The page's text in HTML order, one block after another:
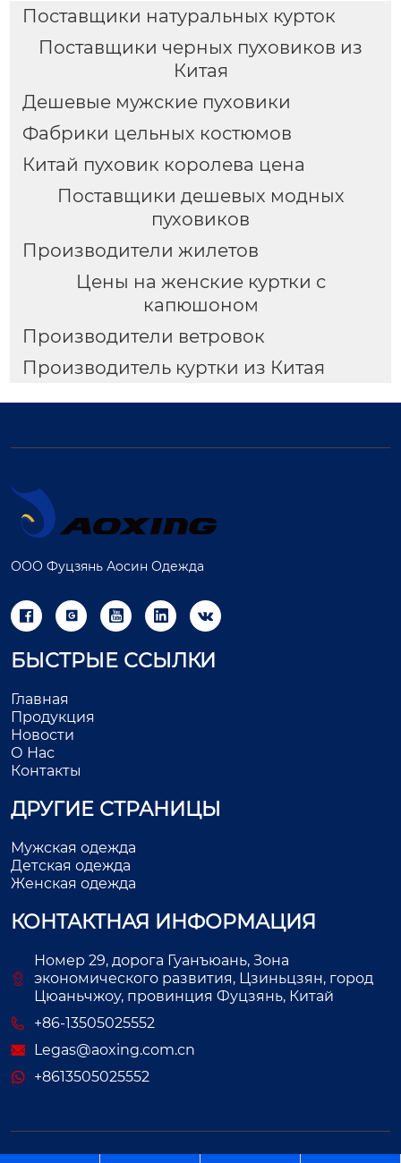
Поставщики натуральных курток
Поставщики черных пуховиков из
Китая
Дешевые мужские пуховики
Фабрики цельных костюмов
Китай пуховик королева цена
Поставщики дешевых модных
пуховиков
Производители жилетов
Цены на женские куртки с
капюшоном
Производители ветровок
Производитель куртки из Китая
ООО Фуцзянь Аосин Одежда
    
БЫСТРЫЕ ССЫЛКИ
Главная
Продукция
Новости
О Нас
Контакты
ДРУГИЕ СТРАНИЦЫ
Мужская одежда
Детская одежда
Женская одежда
КОНТАКТНАЯ ИНФОРМАЦИЯ
Номер 29, дорога Гуанъюань, Зона
экономического развития, Цзиньцзян, город
Цюаньчжоу, провинция Фуцзянь, Китай
+86-13505025552
Legas@aoxing.com.cn
+8613505025552